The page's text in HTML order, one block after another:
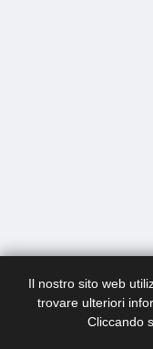
Il nostro sito web
trovare ulteriori
Cliccando